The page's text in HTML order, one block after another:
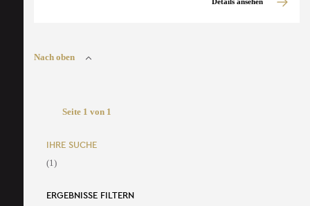
Details ansehen
Nach oben
Seite 1 von 1
IHRE SUCHE
(1)
ERGEBNISSE FILTERN